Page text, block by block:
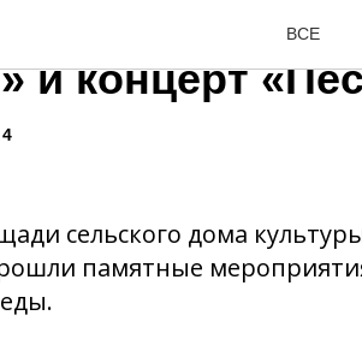
ВСЕ
«Мы помним –
и концерт
сельского дома
памятные